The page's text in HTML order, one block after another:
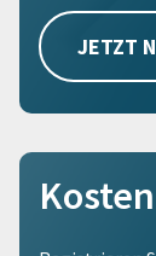
JETZT